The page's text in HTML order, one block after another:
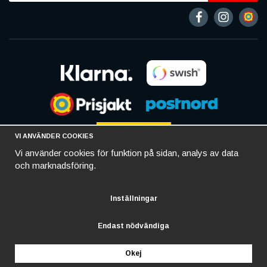
VI ANVÄNDER COOKIES
Vi använder cookies för funktion på sidan, analys av data
och marknadsföring.
Inställningar
Endast nödvändiga
Okej